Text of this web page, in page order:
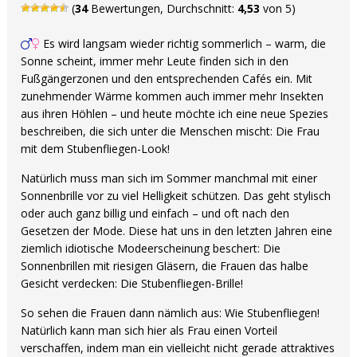
(34Bewertungen, Durchschnitt: 4,53 von 5)
Es wird langsam wieder richtig sommerlich – warm, die
Sonne scheint, immer mehr Leute finden sich in den
Fußgängerzonen und den entsprechenden Cafés ein. Mit
zunehmender Wärme kommen auch immer mehr Insekten
aus ihren Höhlen – und heute möchte ich eine neue Spezies
beschreiben, die sich unter die Menschen mischt: Die Frau
mit dem Stubenfliegen-Look!
Natürlich muss man sich im Sommer manchmal mit einer
Sonnenbrille vor zu viel Helligkeit schützen. Das geht stylisch
oder auch ganz billig und einfach – und oft nach den
Gesetzen der Mode. Diese hat uns in den letzten Jahren eine
ziemlich idiotische Modeerscheinung beschert: Die
Sonnenbrillen mit riesigen Gläsern, die Frauen das halbe
Gesicht verdecken: Die Stubenfliegen-Brille!
So sehen die Frauen dann nämlich aus: Wie Stubenfliegen!
Natürlich kann man sich hier als Frau einen Vorteil
verschaffen, indem man ein vielleicht nicht gerade attraktives